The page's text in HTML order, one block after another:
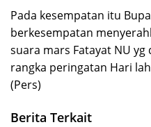
Pada kesempatan itu
berkesempatan
suara mars Fatayat NU
rangka peringatan Hari
(Pers)
Berita Terkait